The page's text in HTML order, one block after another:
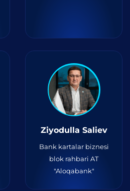
Ziyodulla Saliev
Bank kartalar biznesi
blok rahbari AT
"Aloqabank"